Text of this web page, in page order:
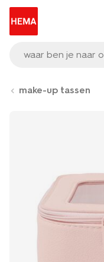
waar ben je naar
make-up tassen